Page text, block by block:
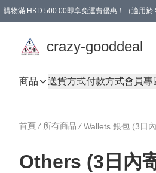
購物滿 HKD 500.00即享免運費優惠！（適用於
crazy-gooddeal
商品 送貨方式付款方式會員專
首頁 / 所有商品 / Wallets 銀包 (3日
Others (3日內